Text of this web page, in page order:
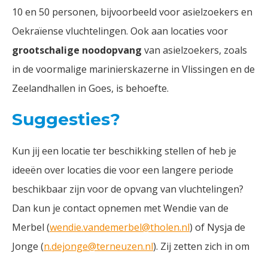
10 en 50 personen, bijvoorbeeld voor asielzoekers en
Oekraïense vluchtelingen. Ook aan locaties voor
grootschalige noodopvang van asielzoekers, zoals
in de voormalige marinierskazerne in Vlissingen en de
Zeelandhallen in Goes, is behoefte.
Suggesties?
Kun jij een locatie ter beschikking stellen of heb je
ideeën over locaties die voor een langere periode
beschikbaar zijn voor de opvang van vluchtelingen?
Dan kun je contact opnemen met Wendie van de
Merbel (wendie.vandemerbel@tholen.nl) of Nysja de
Jonge (n.dejonge@terneuzen.nl). Zij zetten zich in om